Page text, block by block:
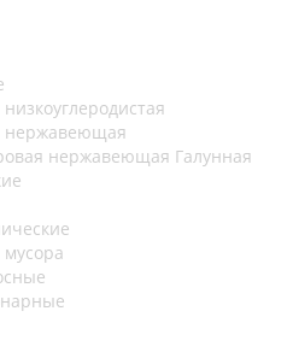
нержавеющая
нержавеющая Галунная